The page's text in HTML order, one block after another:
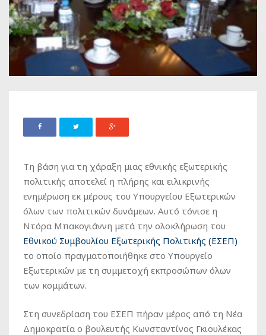
Τη βάση για τη χάραξη μιας εθνικής εξωτερικής
πολιτικής αποτελεί η πλήρης και ειλικρινής
ενημέρωση εκ μέρους του Υπουργείου Εξωτερικών
όλων των πολιτικών δυνάμεων. Αυτό τόνισε η
Ντόρα Μπακογιάννη μετά την ολοκλήρωση του
Εθνικού Συμβουλίου Εξωτερικής Πολιτικής (ΕΣΕΠ)
το οποίο πραγματοποιήθηκε στο Υπουργείο
Εξωτερικών με τη συμμετοχή εκπροσώπων όλων
των κομμάτων.
Στη συνεδρίαση του ΕΣΕΠ πήραν μέρος από τη Νέα
Δημοκρατία ο βουλευτής Κωνσταντίνος Γκιουλέκας